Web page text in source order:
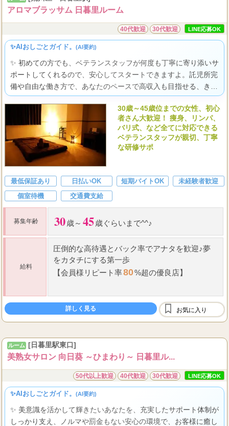
アロマブラッサム 日暮里ルーム
40代歓迎 30代歓迎 LINE応募OK
✨AIおしごとガイド。 (AI要約)
✨ 初めての方でも、ベテランスタッフが何度も丁寧に寄り添いサ
ポートしてくれるので、安心してスタートできますよ。託児所完
備や自由な働き方で、あなたのペースで高収入も目指せる、きっ
と毎日が輝き、新しい自分に出会える環境です。
30歳～45歳位までの女性、初心
者さん大歓迎！ 痩身、リンパ、
バリ式、など全てに対応できる
ベテランスタッフが親切、丁寧
な研修サポ
最低保証あり 日払いOK 短期バイトOK
未経験者歓迎
個室待機
交通費支給
募集年齢 30歳～ 45歳ぐらいまで^^♪
給料
圧倒的な高待遇とバック率でアナタを歓迎♪夢
をカタチにする第一歩
【会員様リピート率80%超の優良店】
備品代、雑費引き一切無し☆
全てが手取りになります(全額日払い)
・バック率UPシス...
詳しく見る お気に入り
ルーム [日暮里駅東口]
美熟女サロン 向日葵 ～ひまわり～ 日暮里ル...
50代以上歓迎 40代歓迎 30代歓迎 LINE応募OK
✨AIおしごとガイド。 (AI要約)
✨ 美意識を活かして輝きたいあなたを、充実したサポート体制が
しっかり支え、ノルマや罰金もない安心の環境で、お客様に癒し